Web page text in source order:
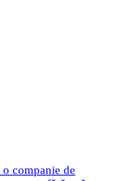
companie de